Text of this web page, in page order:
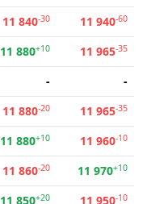
11 840-30 11 940-60
11 880+10 11 965-35
-
-
11 880-20 11 965-35
11 880+10 11 960-10
11 860-20 11 970+10
11 850+20 11 950-10